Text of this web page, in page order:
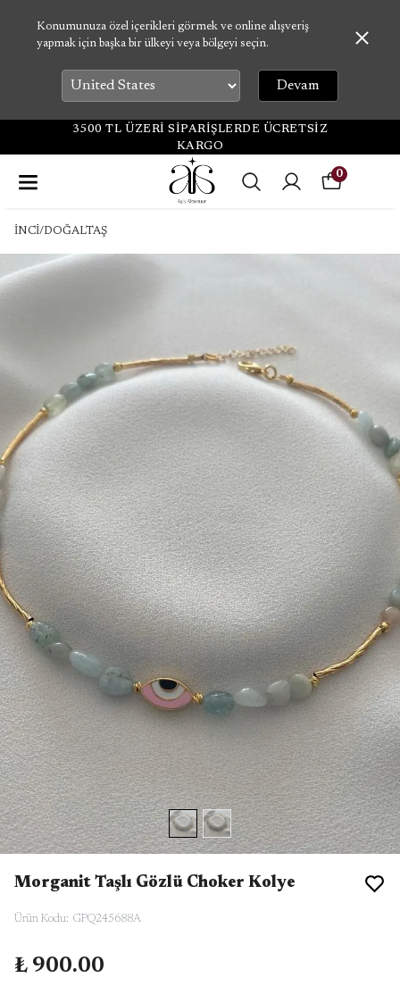
Konumunuza özel içerikleri görmek ve online alışveriş
yapmak için başka bir ülkeyi veya bölgeyi seçin.
Devam
3500 TL ÜZERİ SİPARİŞLERDE ÜCRETSİZ
KARGO
0
İNCİ/DOĞALTAŞ
Morganit Taşlı Gözlü Choker Kolye
Ürün Kodu: GPQ245688A
₺ 900.00